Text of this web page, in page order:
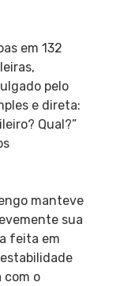
em 132
pelo
e direta:
Qual?”
manteve
sua
feita em
o